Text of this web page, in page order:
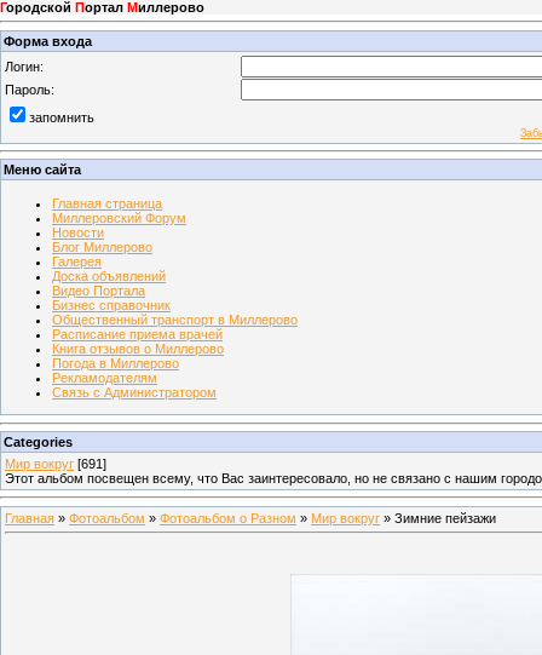
Городской Портал Миллерово
Форма входа
Логин:
Пароль:
запомнить
Меню сайта
Главная страница
Миллеровский Форум
Новости
Блог Миллерово
Галерея
Доска объявлений
Видео Портала
Бизнес справочник
Общественный транспорт в Миллерово
Расписание приема врачей
Книга отзывов о Миллерово
Погода в Миллерово
Рекламодателям
Связь с Администратором
Categories
Мир вокруг [691]
Этот альбом посвещен всему, что Вас заинтересовало, но не связано с нашим
Главная » Фотоальбом » Фотоальбом о Разном » Мир вокруг » Зимние пейзажи